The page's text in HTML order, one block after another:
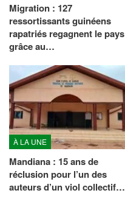
Migration : 127
ressortissants guinéens
rapatriés regagnent le pays
grâce au…
À LA UNE
Mandiana : 15 ans de
réclusion pour l’un des
auteurs d’un viol collectif…